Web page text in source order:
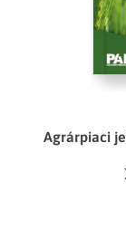
Agrárpiaci